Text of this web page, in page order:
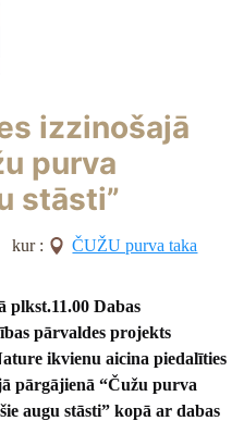
izzinošajā
purva
stāsti”
kur :
ČUŽU purva taka
plkst.11.00 Dabas
pārvaldes projekts
ikvienu aicina piedalīties
pārgājienā “Čužu purva
augu stāsti” kopā ar dabas